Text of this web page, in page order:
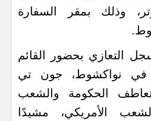
وذلك بمقر السفارة
التعازي بحضور القائم
في نواكشوط، جون تي
الحكومة والشعب
الأمريكي، مشيدًا